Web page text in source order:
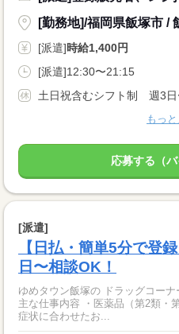
[勤務地]/福岡県飯塚市 /
[派遣]時給1,400円
[派遣]12:30〜21:15
土日祝含むシフト制 週3日
もっ
応募する（バ
[派遣]
【日払・簡単5分で登
日〜相談OK！
ゆめタウン飯塚の ドラッグコー
主な仕事内容 ・医薬品（第2類・
症状に合わせたお...